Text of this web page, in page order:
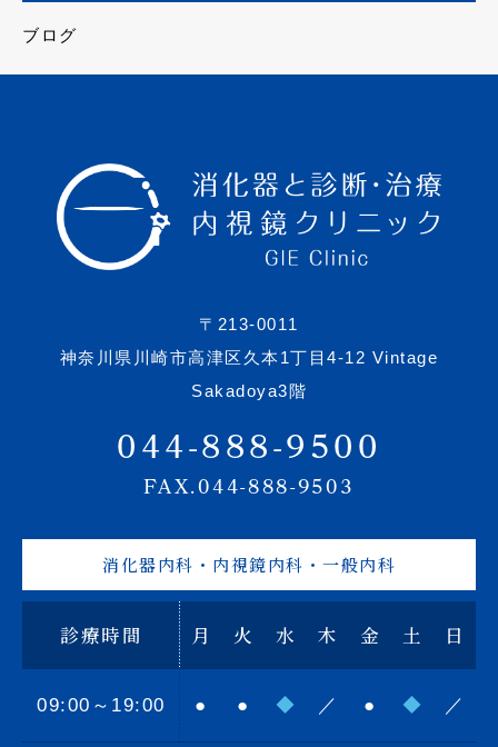
ブログ
〒213-0011
神奈川県川崎市高津区久本1丁目4-12 Vintage
Sakadoya3階
044-888-9500
FAX.044-888-9503
消化器内科・内視鏡内科・一般内科
診療時間 月 火 水 木 金 土 日
09:00～19:00 ● ● ◆ ／ ● ◆ ／